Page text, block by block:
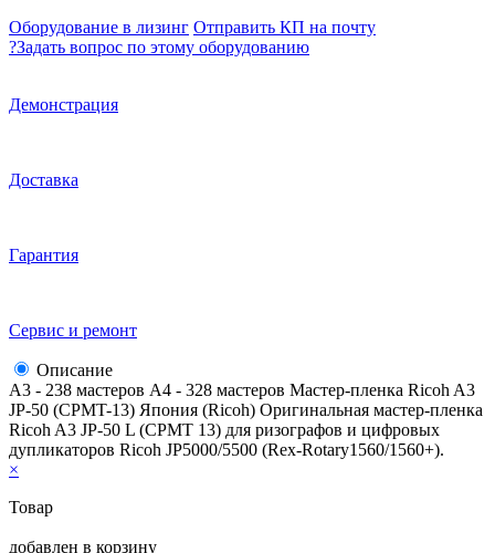
Оборудование в лизинг Отправить КП на почту
?Задать вопрос по этому оборудованию
Демонстрация
Доставка
Гарантия
Сервис и ремонт
Описание
А3 - 238 мастеров А4 - 328 мастеров Мастер-пленка Ricoh A3
JP-50 (CPMT-13) Япония (Ricoh) Оригинальная мастер-пленка
Ricoh A3 JP-50 L (СРМТ 13) для ризографов и цифровых
дупликаторов Ricoh JP5000/5500 (Rex-Rotary1560/1560+).
×
Товар
добавлен в корзину